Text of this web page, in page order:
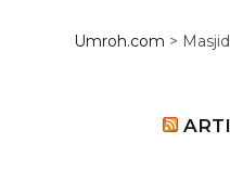
Umroh.com >